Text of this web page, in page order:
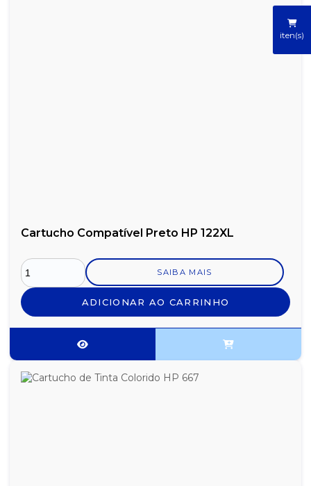
iten(s)
Cartucho Compatível Preto HP 122XL
SAIBA MAIS
ADICIONAR AO CARRINHO